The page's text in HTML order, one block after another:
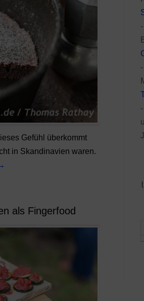
Gefühl überkommt
in Skandinavien waren.
als Fingerfood